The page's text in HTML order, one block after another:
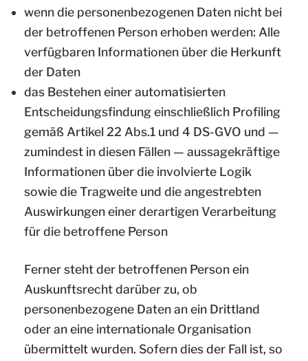
wenn die personenbezogenen Daten nicht bei
der betroffenen Person erhoben werden: Alle
verfügbaren Informationen über die Herkunft
der Daten
das Bestehen einer automatisierten
Entscheidungsfindung einschließlich Profiling
gemäß Artikel 22 Abs.1 und 4 DS-GVO und —
zumindest in diesen Fällen — aussagekräftige
Informationen über die involvierte Logik
sowie die Tragweite und die angestrebten
Auswirkungen einer derartigen Verarbeitung
für die betroffene Person
Ferner steht der betroffenen Person ein
Auskunftsrecht darüber zu, ob
personenbezogene Daten an ein Drittland
oder an eine internationale Organisation
übermittelt wurden. Sofern dies der Fall ist, so